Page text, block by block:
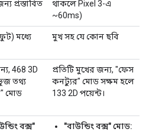
প্রস্তাবিত
থাকলে Pixel 3-এ
~60ms)
মধ্যে
মুখ সহ যে কোন ছবি
468 3D
তথ্য
মোড
প্রতিটি মুখের জন্য, "ফেস
কনট্যুর" মোড সক্ষম হলে
133 2D পয়েন্ট।
বক্স"
"বাউন্ডিং বক্স" মোড: